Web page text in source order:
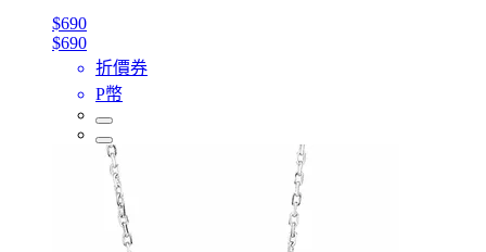
$690
$690
折價券
P幣